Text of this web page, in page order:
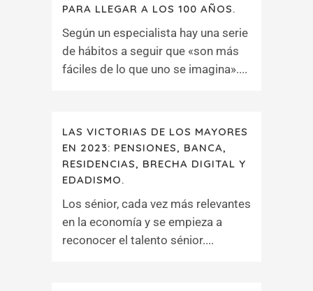
PARA LLEGAR A LOS 100 AÑOS.
Según un especialista hay una serie
de hábitos a seguir que «son más
fáciles de lo que uno se imagina»....
LAS VICTORIAS DE LOS MAYORES
EN 2023: PENSIONES, BANCA,
RESIDENCIAS, BRECHA DIGITAL Y
EDADISMO.
Los sénior, cada vez más relevantes
en la economía y se empieza a
reconocer el talento sénior....